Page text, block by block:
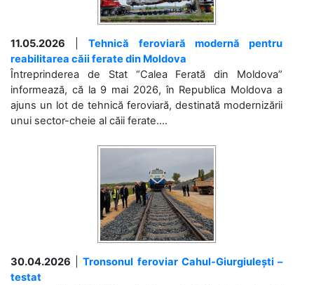
11.05.2026 |Tehnică feroviară modernă pentru
reabilitarea căii ferate din Moldova
Întreprinderea de Stat “Calea Ferată din Moldova”
informează, că la 9 mai 2026, în Republica Moldova a
ajuns un lot de tehnică feroviară, destinată modernizării
unui sector-cheie al căii ferate....
30.04.2026 |Tronsonul feroviar Cahul-Giurgiulești –
testat